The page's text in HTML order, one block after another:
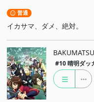
普通
イカサマ、ダメ、絶対。
#10 晴明ダッ